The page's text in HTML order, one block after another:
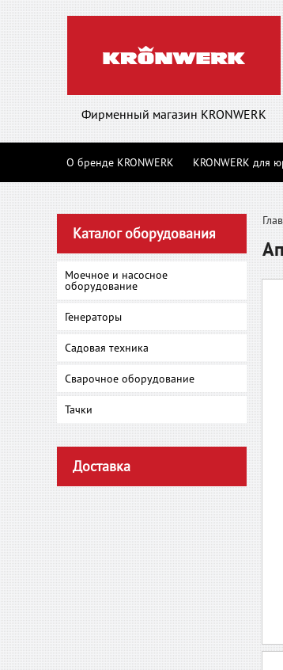
Фирменный магазин KRONWERK
О бренде KRONWERK KRONWERK для
Каталог оборудования
Моечное и насосное
оборудование
Генераторы
Садовая техника
Сварочное оборудование
Тачки
Доставка